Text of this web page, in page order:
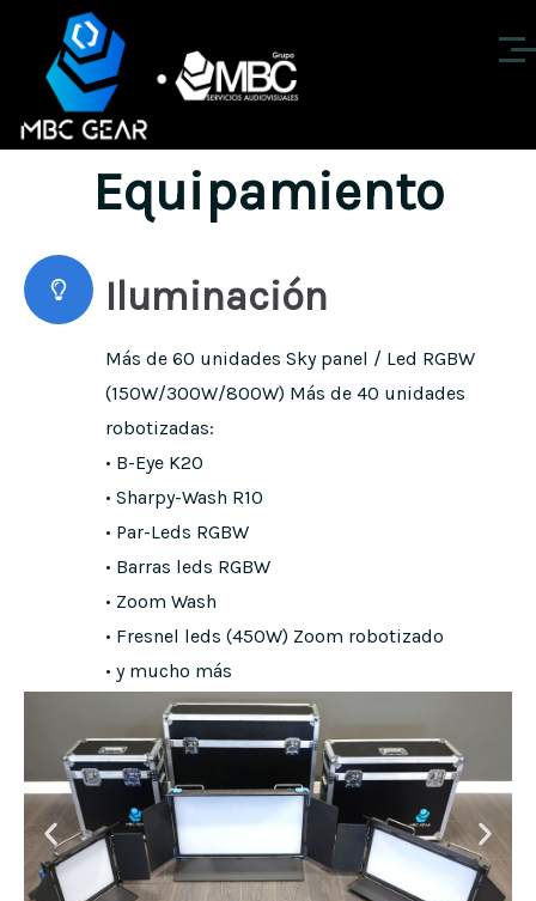
Equipamiento
Iluminación
Más de 60 unidades Sky panel / Led RGBW
(150W/300W/800W) Más de 40 unidades
robotizadas:
• B-Eye K20
• Sharpy-Wash R10
• Par-Leds RGBW
• Barras leds RGBW
• Zoom Wash
• Fresnel leds (450W) Zoom robotizado
• y mucho más